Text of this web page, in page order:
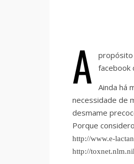
A
facebook
Ainda há
necessidade de
desmame
Porque
http://www.e-
http://